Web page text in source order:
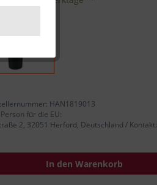
HAN1819013
für die EU:
2, 32051 Herford, Deutschland / Kontakt:
In den Warenkorb